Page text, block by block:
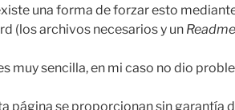
una forma de forzar esto
(los archivos necesarios y un Readme
muy sencilla, en mi caso no dio
página se proporcionan sin garantía